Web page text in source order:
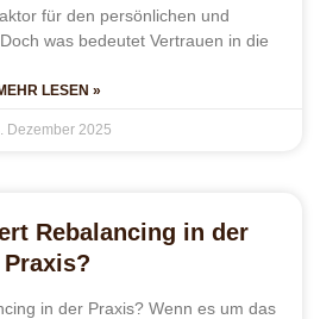
für den persönlichen und
was bedeutet Vertrauen in die
LESEN »
Dezember 2025
Rebalancing in der
Praxis?
in der Praxis? Wenn es um das